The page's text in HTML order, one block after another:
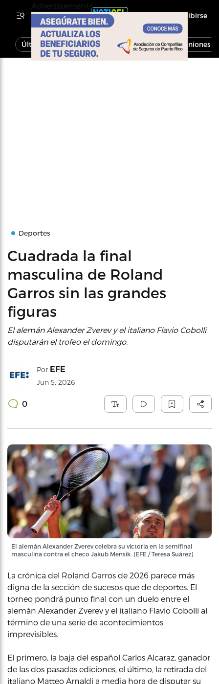
Inscribirse
Última Hora Noticias Economía Opiniones
Deportes
Cuadrada la final
masculina de Roland
Garros sin las grandes
figuras
El alemán Alexander Zverev y el italiano Flavio Cobolli
disputarán el trofeo el domingo.
Por EFE
Jun 5, 2026
0
El alemán Alexander Zverev celebra su victoria en la semifinal
masculina contra el checo Jakub Mensik. (EFE / Teresa Suárez)
La crónica del Roland Garros de 2026 parece más
digna de la sección de sucesos que de deportes. El
torneo pondrá punto final con un duelo entre el
alemán Alexander Zverev y el italiano Flavio Cobolli al
término de una serie de acontecimientos
imprevisibles.
El primero, la baja del español Carlos Alcaraz, ganador
de las dos pasadas ediciones, el último, la retirada del
italiano Matteo Arnaldi a media hora de disputar su
Advertisements